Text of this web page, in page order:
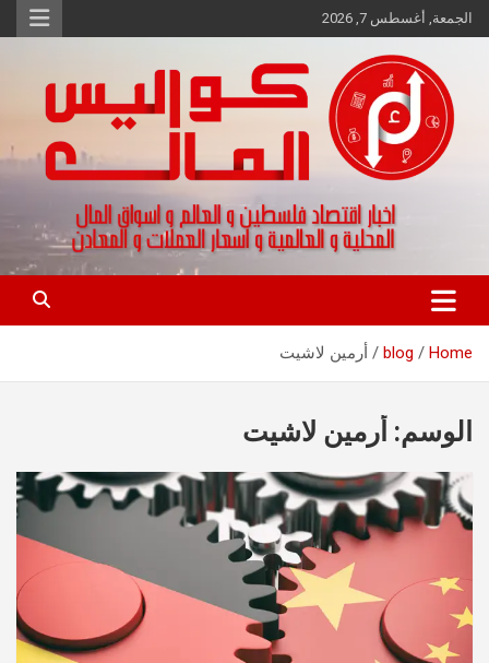
Skip
to
الجمعة, أغسطس 7, 2026
كواليس المال
اخبار اقتصاد فلسطين و العالم و تقارير اسواق المال و العملات
Home
blog أرمين لاشيت
الوسم: أرمين لاشيت